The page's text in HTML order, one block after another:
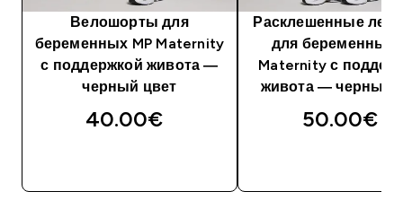
Велошорты для
беременных MP Maternity
с поддержкой живота —
черный цвет
40.00€‎
Расклешенные
для беременных
Maternity с
живота — черный
50.00€‎